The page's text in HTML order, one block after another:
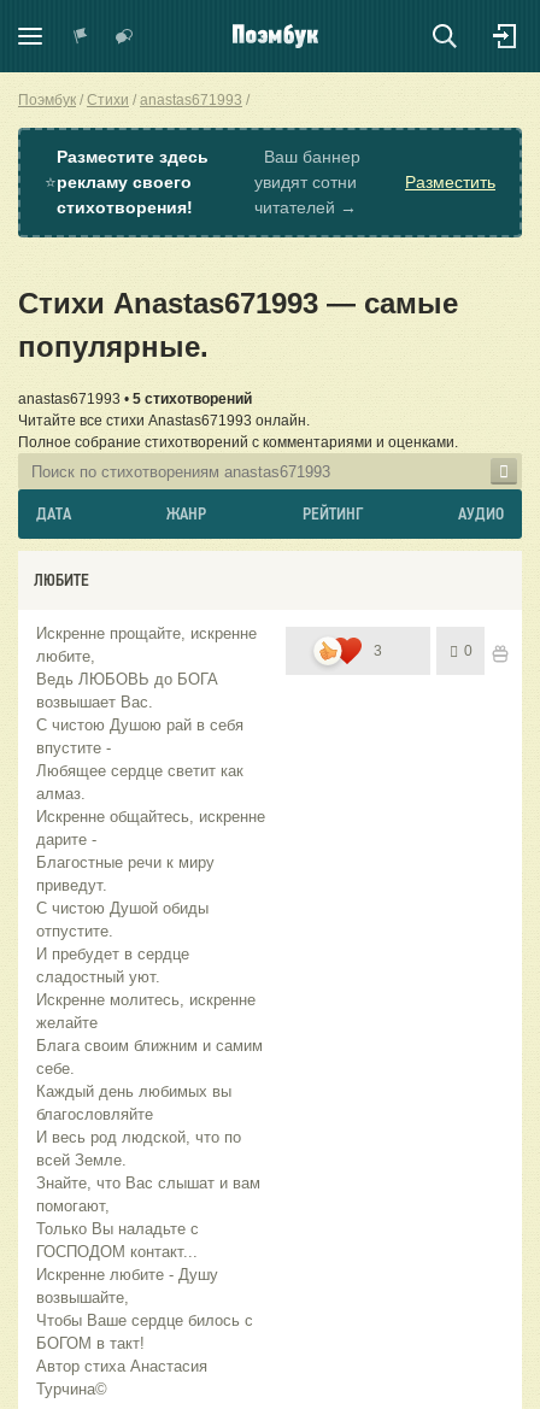
Поэмбук Стихи anastas671993
⭐
Разместите здесь
рекламу своего
стихотворения!
Ваш баннер
увидят сотни
читателей →
Разместить
Стихи Anastas671993 — самые
популярные.
anastas671993 • 5 стихотворений
Читайте все стихи Anastas671993 онлайн.
Полное собрание стихотворений с комментариями и оценками.
ДАТА ЖАНР РЕЙТИНГ АУДИО
ЛЮБИТЕ
Искренне прощайте, искренне
любите,
Ведь ЛЮБОВЬ до БОГА
возвышает Вас.
С чистою Душою рай в себя
впустите -
Любящее сердце светит как
алмаз.
Искренне общайтесь, искренне
дарите -
Благостные речи к миру
приведут.
С чистою Душой обиды
отпустите.
И пребудет в сердце
сладостный уют.
Искренне молитесь, искренне
желайте
Блага своим ближним и самим
себе.
Каждый день любимых вы
благословляйте
И весь род людской, что по
всей Земле.
Знайте, что Вас слышат и вам
помогают,
Только Вы наладьте с
ГОСПОДОМ контакт...
Искренне любите - Душу
возвышайте,
Чтобы Ваше сердце билось с
БОГОМ в такт!
Автор стиха Анастасия
Турчина©
3 0